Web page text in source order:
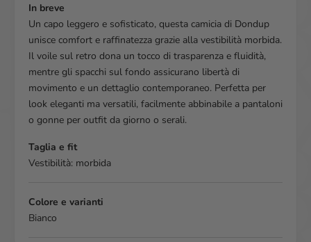
In breve
Un capo leggero e sofisticato, questa camicia di Dondup
unisce comfort e raffinatezza grazie alla vestibilità morbida.
Il voile sul retro dona un tocco di trasparenza e fluidità,
mentre gli spacchi sul fondo assicurano libertà di
movimento e un dettaglio contemporaneo. Perfetta per
look eleganti ma versatili, facilmente abbinabile a pantaloni
o gonne per outfit da giorno o serali.
Taglia e fit
Vestibilità: morbida
Colore e varianti
Bianco